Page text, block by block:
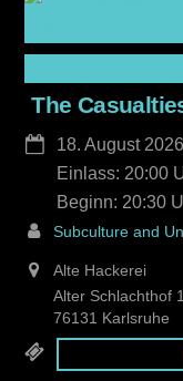
The
18. August 2026
20:30
Einlass: 20:00
Subculture and
Alte Hackerei
Alter Schlachthof
76131 Karlsruhe